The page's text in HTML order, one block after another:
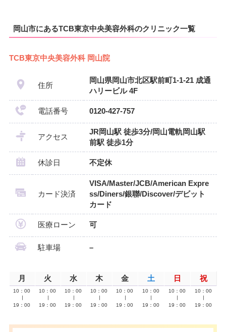
岡山市にあるTCB東京中央美容外科のクリニック一覧
TCB東京中央美容外科 岡山院
住所
岡山県岡山市北区駅前町1-1-21 成通
ハリービル 4F
電話番号 0120-427-757
アクセス
JR岡山駅 徒歩3分/岡山電軌岡山駅
前駅 徒歩1分
休診日 不定休
カード決済
VISA/Master/JCB/American Expre
ss/Diners/銀聯/Discover/デビット
カード
医療ローン 可
駐車場 –
月 火 水 木 金 土 日 祝
10：00
19：00
10：00
19：00
10：00
19：00
10：00
19：00
10：00
19：00
10：00
19：00
10：00
19：00
10：00
19：00